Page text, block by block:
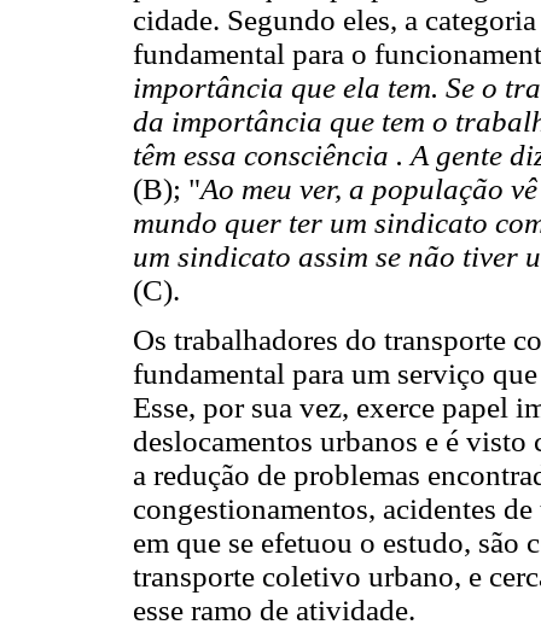
cidade. Segundo eles, a
fundamental para o
importância que ela tem. Se o
da importância que tem o
têm essa consciência . A gente
(B); "Ao meu ver, a população
mundo quer ter um sindicato
um sindicato assim se não tiver
(C).
Os trabalhadores do transporte
fundamental para um serviço
Esse, por sua vez, exerce papel
deslocamentos urbanos e é
a redução de problemas
congestionamentos, acidentes
em que se efetuou o estudo,
transporte coletivo urbano, e
esse ramo de atividade.